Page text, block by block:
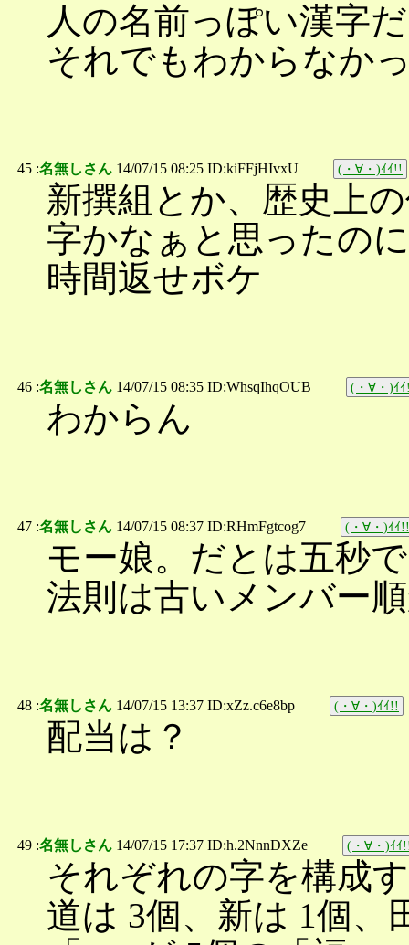
人の名前っぽい漢字
それでもわからなか
45 :名無しさん 14/07/15 08:25 ID:kiFFjHIvxU (・∀・)ｲｲ!!
新撰組とか、歴史上
字かなぁと思ったの
時間返せボケ
46 :名無しさん 14/07/15 08:35 ID:WhsqIhqOUB (・∀・)ｲ
わからん
47 :名無しさん 14/07/15 08:37 ID:RHmFgtcog7 (・∀・)ｲｲ!!
モー娘。だとは五秒
法則は古いメンバー
48 :名無しさん 14/07/15 13:37 ID:xZz.c6e8bp (・∀・)ｲｲ!!
配当は？
49 :名無しさん 14/07/15 17:37 ID:h.2NnnDXZe (・∀・)ｲｲ
それぞれの字を構成
道は 3個、新は 1個、